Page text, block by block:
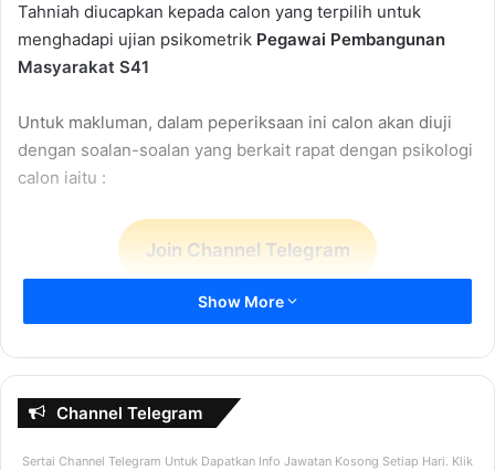
Tahniah diucapkan kepada calon yang terpilih untuk
menghadapi ujian psikometrik Pegawai Pembangunan
Masyarakat S41
Untuk makluman, dalam peperiksaan ini calon akan diuji
dengan soalan-soalan yang berkait rapat dengan psikologi
calon iaitu :
Join Channel Telegram
penilaian adalah adalah SKEMA “nilaian positif” yang telah
ditetapkan. Setiap jawapan ada “SKOR” tersendiri dan pada
akhirnya calon ditapis daripada mereka yang mempunyai
“SKOR” tinggi. Itu ja. Jadi tips penting untuk sukses dalam
Show More
Channel Telegram
Sertai Channel Telegram Untuk Dapatkan Info Jawatan Kosong Setiap Hari. Klik